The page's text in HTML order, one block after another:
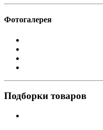
Фотогалерея
Подборки товаров